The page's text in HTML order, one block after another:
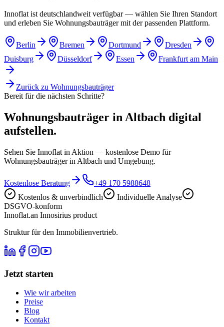
Innoflat ist deutschlandweit verfügbar — wählen Sie Ihren Standort
und erleben Sie Wohnungsbauträger mit der passenden Plattform.
Berlin Bremen Dortmund
Dresden
Duisburg
Düsseldorf Essen Frankfurt am Main
Zurück zu Wohnungsbauträger
Bereit für die nächsten Schritte?
Wohnungsbauträger in Altbach digital
aufstellen.
Sehen Sie Innoflat in Aktion — kostenlose Demo für
Wohnungsbauträger in Altbach und Umgebung.
Kostenlose Beratung
+49 170 5988648
Kostenlos & unverbindlich
Individuelle Analyse
DSGVO-konform
Innoflat.an Innosirius product
Struktur für den Immobilienvertrieb.
Jetzt starten
Wie wir arbeiten
Preise
Blog
Kontakt